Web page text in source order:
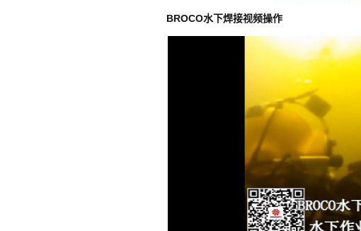
BROCO水下焊接视频操作